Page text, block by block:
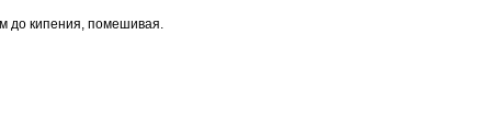
до кипения, помешивая.